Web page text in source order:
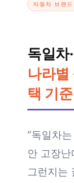
자동차 브랜
독일차
나라별
택 기준
“독일차
안 고장
그런지는